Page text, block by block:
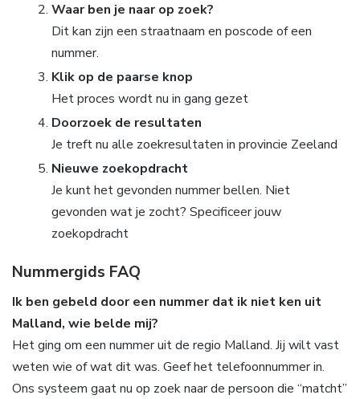
Waar ben je naar op zoek?
Dit kan zijn een straatnaam en poscode of een
nummer.
Klik op de paarse knop
Het proces wordt nu in gang gezet
Doorzoek de resultaten
Je treft nu alle zoekresultaten in provincie Zeeland
Nieuwe zoekopdracht
Je kunt het gevonden nummer bellen. Niet
gevonden wat je zocht? Specificeer jouw
zoekopdracht
Nummergids FAQ
Ik ben gebeld door een nummer dat ik niet ken uit
Malland, wie belde mij?
Het ging om een nummer uit de regio Malland. Jij wilt vast
weten wie of wat dit was. Geef het telefoonnummer in.
Ons systeem gaat nu op zoek naar de persoon die “matcht”